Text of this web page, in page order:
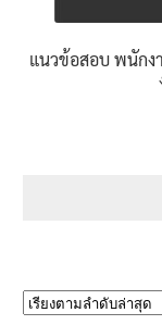
แนวข้อสอบ พนักง